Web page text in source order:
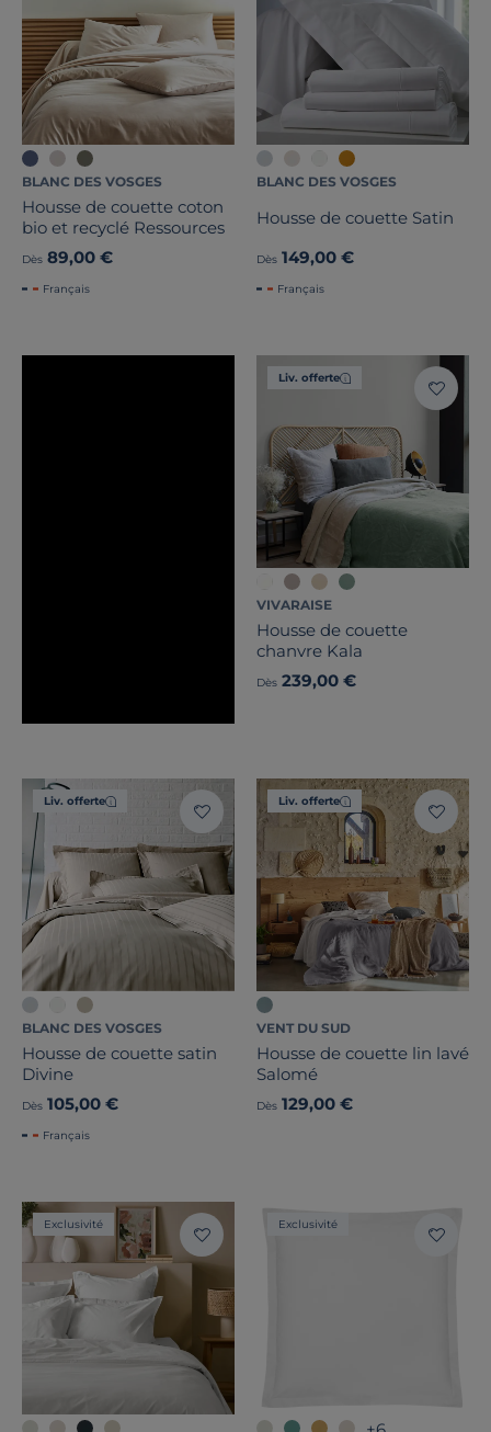
BLANC DES VOSGES
Housse de couette coton
bio et recyclé Ressources
Dès 89,00 €
Français
BLANC DES VOSGES
Housse de couette Satin
Dès 149,00 €
Français
Liv. offerte
VIVARAISE
Housse de couette
chanvre Kala
Dès 239,00 €
Liv. offerte
BLANC DES VOSGES
Housse de couette satin
Divine
Dès 105,00 €
Français
Liv. offerte
VENT DU SUD
Housse de couette lin lavé
Salomé
Dès 129,00 €
Exclusivité Exclusivité